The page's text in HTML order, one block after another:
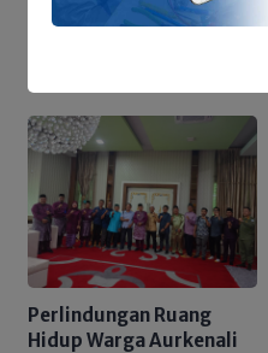
PPDB Tanjab Barat
Ribu Kuota dan
Tegaskan Nol Pungli
Perlindungan Ruang
Hidup Warga Aurkenali